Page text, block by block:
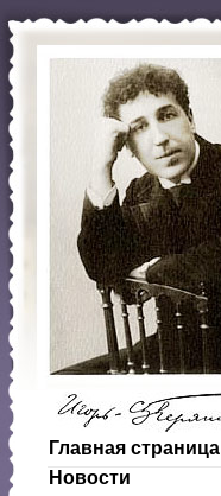
Главная страница
Новости